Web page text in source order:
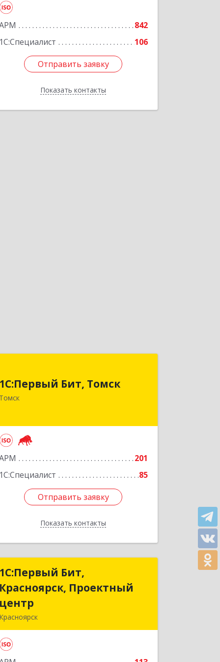
842
1С:Специалист
106
Отправить заявку
Показать контакты
Отправить заявку
Назад
1С:Первый Бит, Томск
Томск
201
1С:Специалист
85
Отправить заявку
Показать контакты
634041, Томская обл, Томск г, Кирова
Подробнее
Отправить заявку
Назад
1С:Первый Бит,
Красноярск, Проектный
центр
Красноярск
1С:Первый Бит,
Красноярск, Проектный
Красноярск г, Ладо Кецховели ул, дом